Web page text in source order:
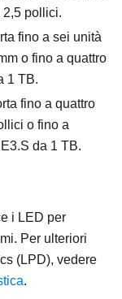
2,5 pollici.
fino a sei unità
o fino a quattro
1 TB.
fino a quattro
o fino a
da 1 TB.
i LED per
Per ulteriori
(LPD), vedere
.